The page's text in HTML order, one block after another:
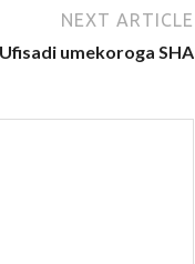
NEXT ARTICLE
umekoroga SHA